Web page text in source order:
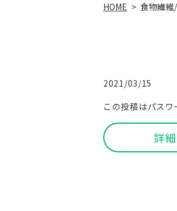
HOME 食物繊維/
2021/03/15
この投稿はパスワ
詳